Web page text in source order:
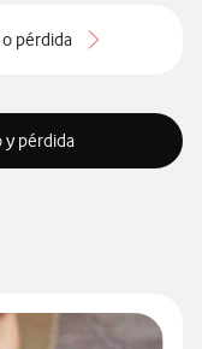
pérdida
y pérdida